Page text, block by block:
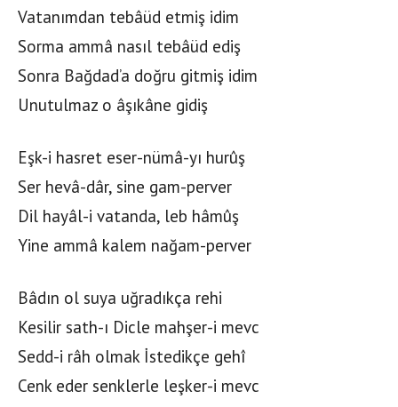
Vatanımdan tebâüd etmiş idim
Sorma ammâ nasıl tebâüd ediş
Sonra Bağdad’a doğru gitmiş idim
Unutulmaz o âşıkâne gidiş
Eşk-i hasret eser-nümâ-yı hurûş
Ser hevâ-dâr, sine gam-perver
Dil hayâl-i vatanda, leb hâmûş
Yine ammâ kalem nağam-perver
Bâdın ol suya uğradıkça rehi
Kesilir sath-ı Dicle mahşer-i mevc
Sedd-i râh olmak İstedikçe gehî
Cenk eder senklerle leşker-i mevc